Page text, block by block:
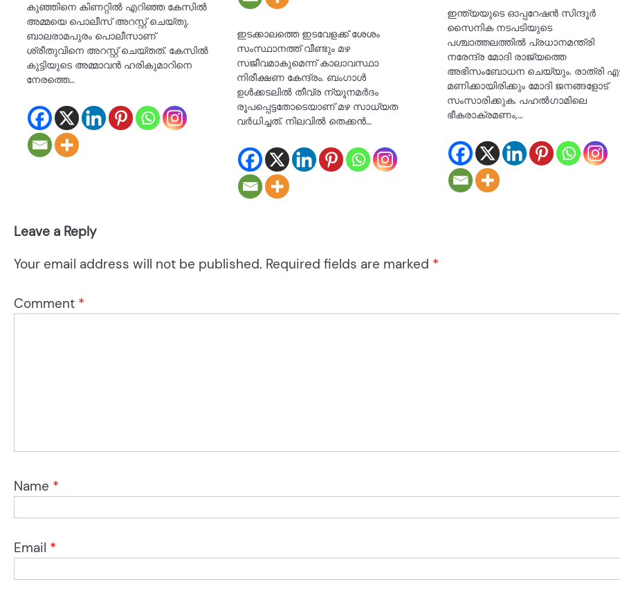
കുഞ്ഞിനെ കിണറ്റിൽ എറിഞ്ഞ കേസിൽ
അമ്മയെ പൊലീസ് അറസ്റ്റ് ചെയ്തു.
ബാലരാമപുരം പൊലീസാണ്
ശ്രീതുവിനെ അറസ്റ്റ് ചെയ്തത്. കേസിൽ
കുട്ടിയുടെ അമ്മാവൻ ഹരികുമാറിനെ
നേരത്തെ…
ഇടക്കാലത്തെ ഇടവേളക്ക് ശേശം
സംസ്ഥാനത്ത് വീണ്ടും മഴ
സജീവമാകുമെന്ന് കാലാവസ്ഥാ
നിരീക്ഷണ കേന്ദ്രം. ബംഗാൾ
ഉൾക്കടലിൽ തീവ്ര ന്യൂനമർദം
രൂപപ്പെട്ടതോടെയാണ് മഴ സാധ്യത
വർധിച്ചത്. നിലവിൽ തെക്കൻ…
ഇന്ത്യയുടെ ഓപ്പറേഷൻ സിന്ദൂർ
സൈനിക നടപടിയുടെ
പശ്ചാത്തലത്തിൽ പ്രധാനമന്ത്രി
നരേന്ദ്ര മോദി രാജ്യത്തെ
അഭിസംബോധന ചെയ്യും. രാത്രി
മണിക്കായിരിക്കും മോദി ജനങ്ങളോട്
സംസാരിക്കുക. പഹൽഗാമിലെ
ഭീകരാക്രമണം,…
Leave a Reply
Your email address will not be published. Required fields are marked *
Comment *
Name *
Email *